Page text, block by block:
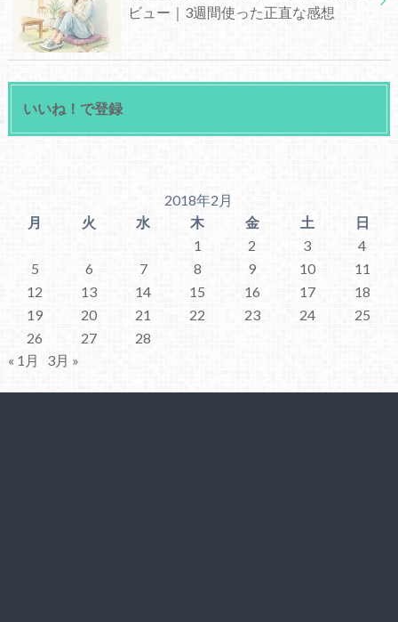
ビュー｜3週間使った正直な感想
いいね！で登録
2018年2月
月
火 水 木 金 土
日
1
2 3
4
5
6 7 8 9 10
11
12
13 14 15 16 17
18
19
20 21 22 23 24
25
26
27
28
« 1月
3月 »